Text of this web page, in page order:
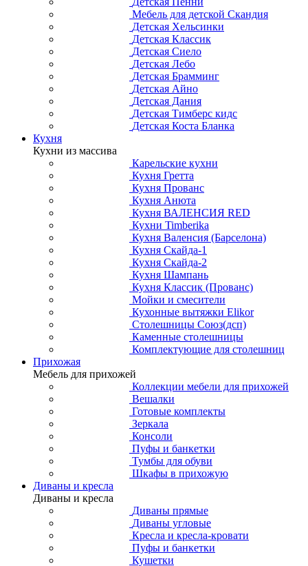
Мебель для детской Скандия
Детская Хельсинки
Детская Классик
Детская Сиело
Детская Лебо
Детская Брамминг
Детская Айно
Детская Дания
Детская Тимберс кидс
Детская Коста Бланка
Кухня
Кухни из массива
Карельские кухни
Кухня Гретта
Кухня Прованс
Кухня Анюта
Кухня ВАЛЕНСИЯ RED
Кухни Timberika
Кухня Валенсия (Барселона)
Кухня Скайда-1
Кухня Скайда-2
Кухня Шампань
Кухня Классик (Прованс)
Мойки и смесители
Кухонные вытяжки Elikor
Столешницы Союз(дсп)
Каменные столешницы
Комплектующие для столешниц
Прихожая
Мебель для прихожей
Коллекции мебели для прихожей
Вешалки
Готовые комплекты
Зеркала
Консоли
Пуфы и банкетки
Тумбы для обуви
Шкафы в прихожую
Диваны и кресла
Диваны и кресла
Диваны прямые
Диваны угловые
Кресла и кресла-кровати
Пуфы и банкетки
Кушетки